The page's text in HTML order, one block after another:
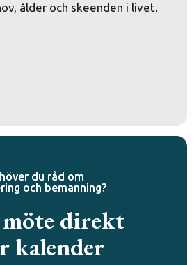
ålder och skeenden i livet.
du råd om
och bemanning?
direkt
kalender